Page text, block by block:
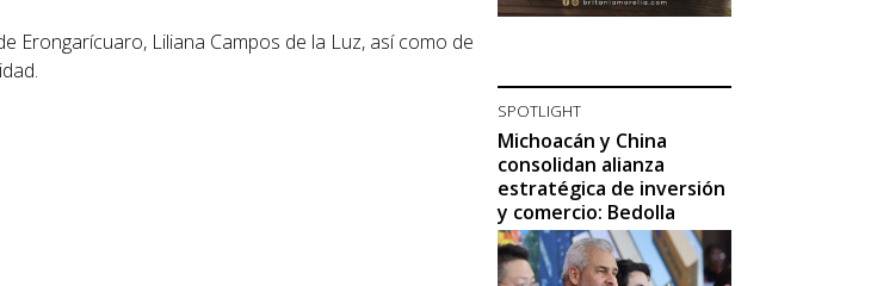
Erongarícuaro, Liliana Campos de la Luz, así como de
SPOTLIGHT
Michoacán y China
consolidan alianza
estratégica de inversión
y comercio: Bedolla